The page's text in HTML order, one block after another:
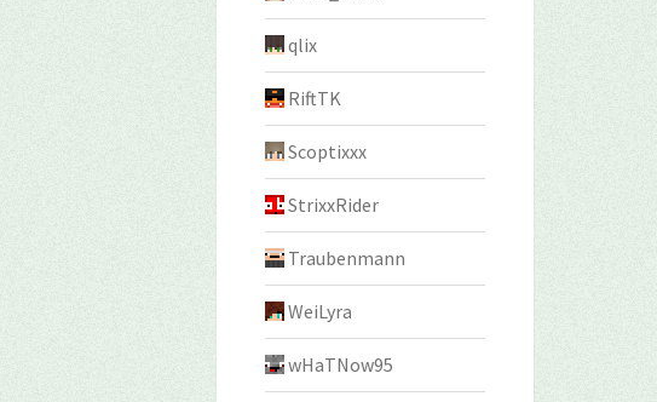
qlix
RiftTK
Scoptixxx
StrixxRider
Traubenmann
WeiLyra
wHaTNow95